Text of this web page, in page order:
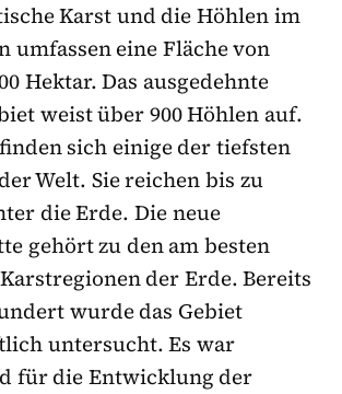
Karst und die Höhlen im
umfassen eine Fläche von
Hektar. Das ausgedehnte
weist über 900 Höhlen auf.
sich einige der tiefsten
Welt. Sie reichen bis zu
die Erde. Die neue
gehört zu den am besten
der Erde. Bereits
wurde das Gebiet
untersucht. Es war
für die Entwicklung der